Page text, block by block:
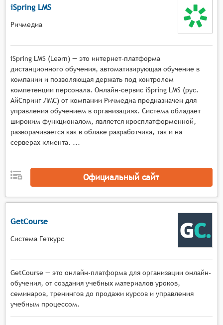
для систем. Для того, чтобы быть представленными
на рынке платформ проведения вебинаров и веб-
конференций, системы должны иметь следующие
Масштабируемая видеотрансляция с
поддержкой высокой нагрузки, возможностью
подключения тысяч участников одновременно,
адаптивным качеством потока в зависимости от
условий сети и автоматическим
переключением режимов отображения,
Мультимедийная среда с инструментами
демонстрации экрана, работы с виртуальными
досками, показа презентаций и документов, а
также поддержкой различных форматов
мультимедийного контента в реальном
опросов, голосований, тестов, сессиями
организации групповых дискуссий и
нескольких ведущих и модераторов,
возможностью переключения между
спикерами, управления доступом к функциям и
iSpring LMS
Ричмедиа
iSpring LMS (Learn) — это интернет-платформа
дистанционного обучения, автоматизирующая обучение в
компании и позволяющая держать под контролем
компетенции персонала. Онлайн-сервис iSpring LMS (рус.
АйСпринг ЛМС) от компании Ричмедиа предназначен для
управления обучением в организациях. Система обладает
широким функционалом, является кросплатформенной,
разворачивается как в облаке разработчика, так и на
серверах клиента. ...
Официальный сайт
GetCourse
Система Геткурс
GetCourse — это онлайн-платформа для организации онлайн-
обучения, от создания учебных материалов уроков,
семинаров, тренингов до продажи курсов и управления
учебным процессом.